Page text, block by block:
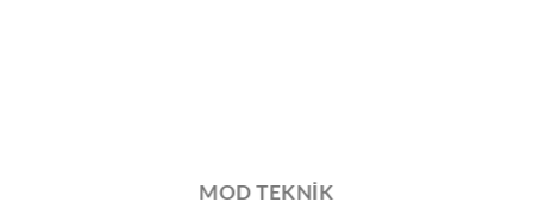
MOD TEKNİK